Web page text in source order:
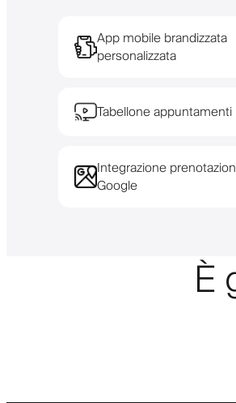
App mobile brandizzata
personalizzata
Tabellone appuntamenti
Integrazione
Google
È